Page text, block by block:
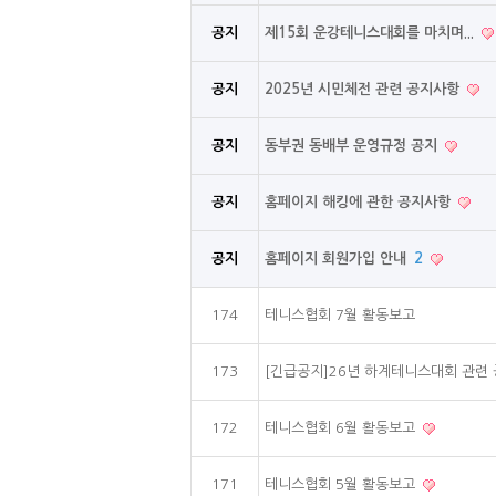
공지 제15회 운강테니스대회를 마치며...
공지 2025년 시민체전 관련 공지사항
공지 동부권 동배부 운영규정 공지
공지 홈페이지 해킹에 관한 공지사항
공지 홈페이지 회원가입 안내 2
174 테니스협회 7월 활동보고
173 [긴급공지]26년 하계테니스대회 관련
172 테니스협회 6월 활동보고
171 테니스협회 5월 활동보고